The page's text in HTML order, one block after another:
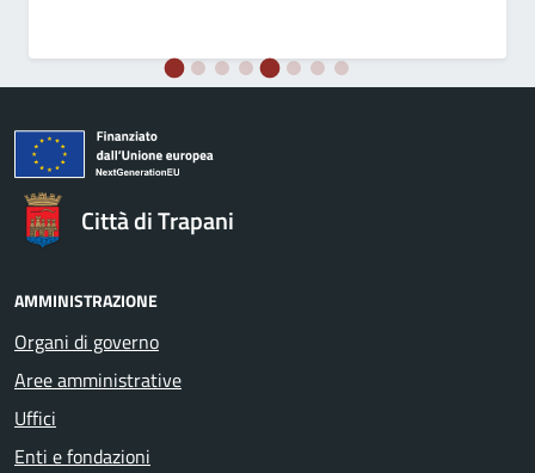
Città di Trapani
AMMINISTRAZIONE
Organi di governo
Aree amministrative
Uffici
Enti e fondazioni